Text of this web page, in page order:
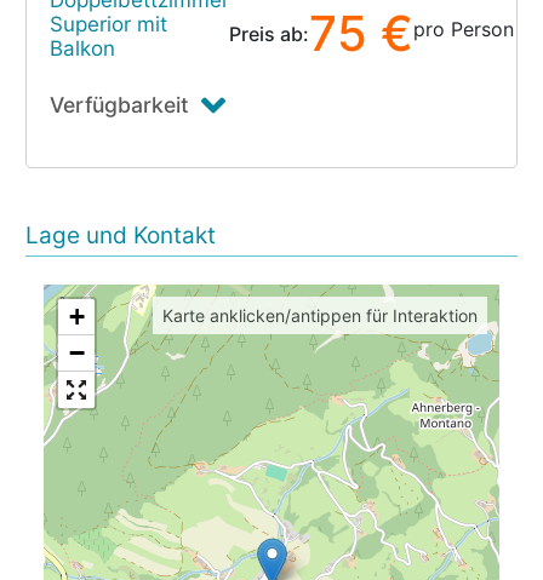
Superior mit
Balkon
Preis ab:75 €pro Person
Verfügbarkeit
Lage und Kontakt
+
−
Karte anklicken/antippen für Interaktion